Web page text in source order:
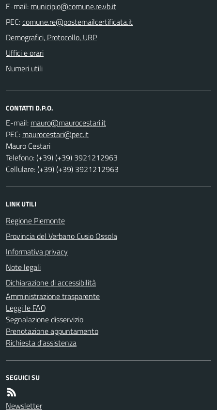
E-mail:
PEC:
Demografici, Protocollo, URP
Uffici e orari
Numeri utili
CONTATTI D.P.O.
E-mail:
PEC:
Mauro Cestari
Telefono: (+39) (+39) 3921212963
Cellulare: (+39) (+39) 3921212963
LINK UTILI
Regione Piemonte
Provincia del Verbano Cusio Ossola
Informativa privacy
Note legali
Dichiarazione di accessibilità
Amministrazione trasparente
Leggi le FAQ
Segnalazione disservizio
Prenotazione appuntamento
Richiesta d'assistenza
SEGUICI SU
Newsletter